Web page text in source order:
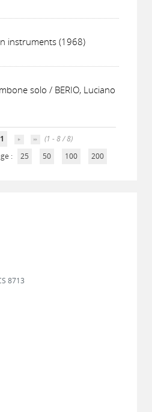
instruments (1968)
solo / BERIO, Luciano
1
(1 - 8 / 8)
:
25 50 100 200
8713